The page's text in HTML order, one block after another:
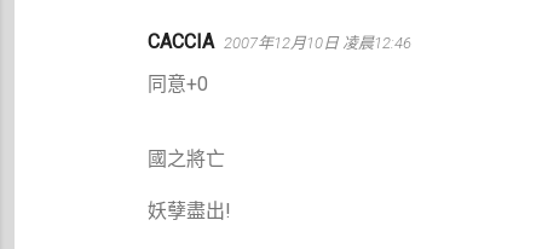
CACCIA 2007年12月10日 凌晨12:46
同意+0
國之將亡
妖孽盡出!